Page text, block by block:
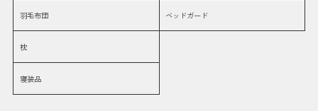
羽毛布団
枕
寝装品
ベッドガード